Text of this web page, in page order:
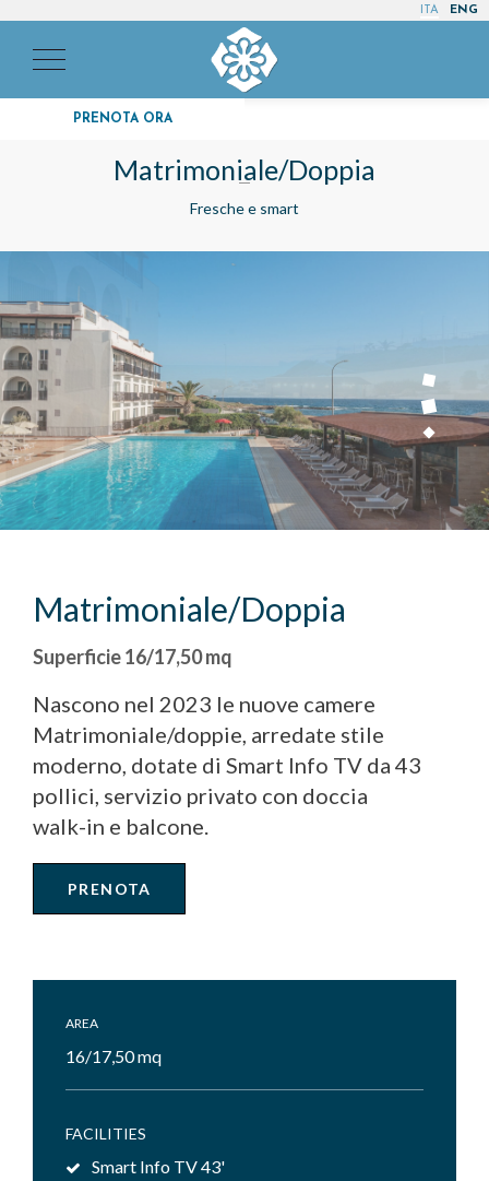
PRENOTA ORA
ITA ENG
Matrimoniale/Doppia
Fresche e smart
Matrimoniale/Doppia
Superficie 16/17,50 mq
Nascono nel 2023 le nuove camere
Matrimoniale/doppie, arredate stile
moderno, dotate di Smart Info TV da 43
pollici, servizio privato con doccia
walk-in e balcone.
PRENOTA
AREA
16/17,50 mq
FACILITIES
Smart Info TV 43'